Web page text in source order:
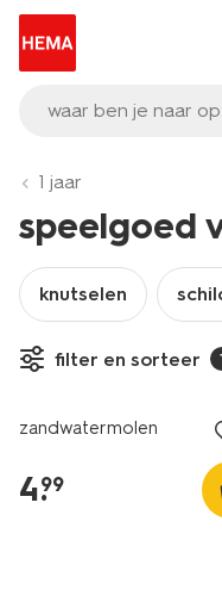
waar ben je naar
1 jaar
speelgoed
knutselen
filter en sorteer
zandwatermolen
4.
99